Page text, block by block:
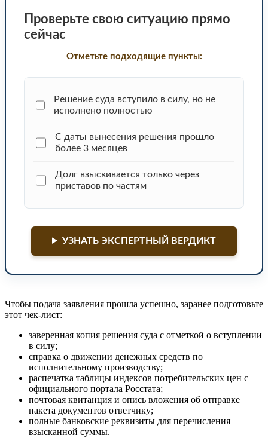
Проверьте свою ситуацию прямо
сейчас
Отметьте подходящие пункты:
Решение суда вступило в силу, но не
исполнено полностью
С даты вынесения решения прошло
более 3 месяцев
Долг взыскивается только через
приставов по частям
УЗНАТЬ ЭКСПЕРТНЫЙ ВЕРДИКТ
Чтобы подача заявления прошла успешно, заранее подготовьте
этот чек-лист:
заверенная копия решения суда с отметкой о вступлении
в силу;
справка о движении денежных средств по
исполнительному производству;
распечатка таблицы индексов потребительских цен с
официального портала Росстата;
почтовая квитанция и опись вложения об отправке
пакета документов ответчику;
полные банковские реквизиты для перечисления
взысканной суммы.